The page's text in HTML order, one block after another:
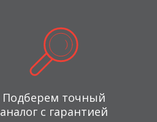
Подберем точный
аналог с гарантией